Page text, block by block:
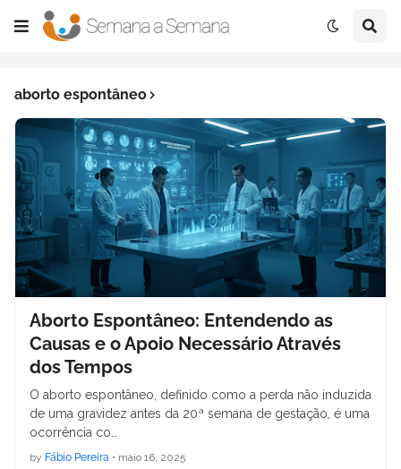
aborto espontâneo
Aborto Espontâneo: Entendendo as
Causas e o Apoio Necessário Através
dos Tempos
O aborto espontâneo, definido como a perda não induzida
de uma gravidez antes da 20ª semana de gestação, é uma
ocorrência co…
by Fábio Pereira • maio 16, 2025